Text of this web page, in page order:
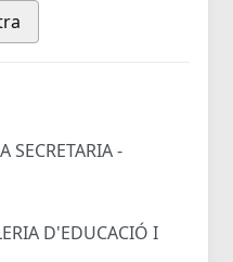
SECRETARIA -
D'EDUCACIÓ I